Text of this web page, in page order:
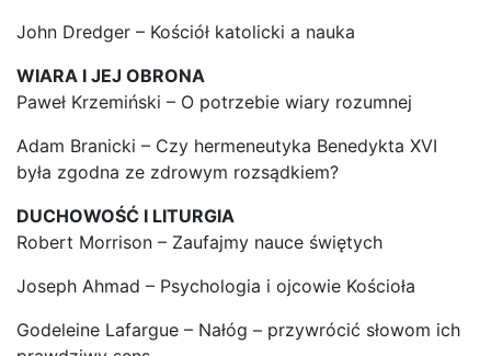
John Dredger – Kościół katolicki a nauka
WIARA I JEJ OBRONA
Paweł Krzemiński – O potrzebie wiary rozumnej
Adam Branicki – Czy hermeneutyka Benedykta XVI
była zgodna ze zdrowym rozsądkiem?
DUCHOWOŚĆ I LITURGIA
Robert Morrison – Zaufajmy nauce świętych
Joseph Ahmad – Psychologia i ojcowie Kościoła
Godeleine Lafargue – Nałóg – przywrócić słowom ich